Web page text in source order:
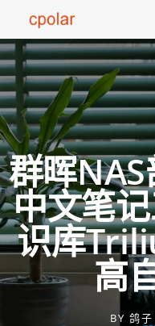
群晖
中文笔
识库
高
BY 鸽子